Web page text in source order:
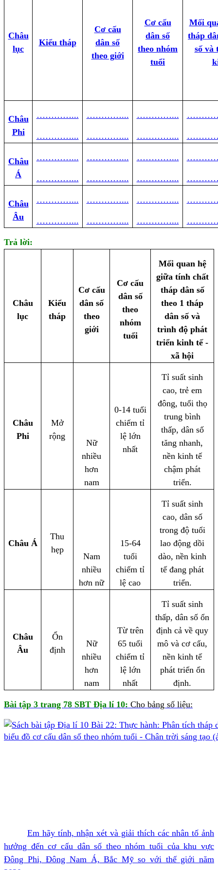
Châu
lục
Kiểu tháp
Cơ cấu
dân số
theo giới
Cơ cấu
dân số
theo nhóm
tuổi
Mối
tháp
số và
Châu
Phi
…………...
…………...
…………...
…………...
…………...
…………...
Châu
Á
…………...
…………...
…………...
…………...
…………...
…………...
Châu
Âu
…………...
…………...
…………...
…………...
…………...
…………...
Trả lời:
Châu
lục
Kiểu
tháp
Cơ cấu
dân số
theo
giới
Cơ cấu
dân số
theo
nhóm
tuổi
Mối quan hệ
giữa tính chất
tháp dân số
theo 1 tháp
dân số và
trình độ phát
triển kinh tế -
xã hội
Châu
Phi
Mở
rộng
Nữ
nhiều
hơn
nam
0-14 tuổi
chiếm tỉ
lệ lớn
nhất
Tỉ suất sinh
cao, trẻ em
đông, tuổi thọ
trung bình
thấp, dân số
tăng nhanh,
nền kinh tế
chậm phát
triển.
Châu Á
Thu
hẹp
Nam
nhiều
hơn nữ
15-64
tuổi
chiếm tỉ
lệ cao
Tỉ suất sinh
cao, dân số
trong độ tuổi
lao động dồi
dào, nền kinh
tế đang phát
triển.
Châu
Âu
Ổn
định
Nữ
nhiều
hơn
nam
Từ trên
65 tuổi
chiếm tỉ
lệ lớn
nhất
Tỉ suất sinh
thấp, dân số ổn
định cả về quy
mô và cơ cấu,
nền kinh tế
phát triển ổn
định.
Bài tập 3 trang 78 SBT Địa lí 10: Cho bảng số liệu:
Em hãy tính, nhận xét và giải thích các nhân tố ảnh
hưởng đến cơ cấu dân số theo nhóm tuổi của khu vực
Đông Phi, Đông Nam Á, Bắc Mỹ so với thế giới năm